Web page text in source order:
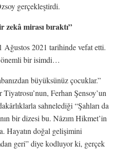
gerçekleştirdi.
zekâ mirası bıraktı”
Ağustos 2021 tarihinde vefat etti.
önemli bir isimdi…
büyüksünüz çocuklar.”
Ferhan Şensoy’un
sahnelediği “Şahları da
bir dizesi bu. Nâzım Hikmet’in
Hayatın doğal gelişimini
geri” diye kodluyor ki, gerçek